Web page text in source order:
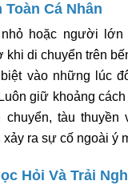
Cá Nhân
hoặc người lớn
khi di chuyển trên
vào những lúc
giữ khoảng
tàu thuyền
ra sự cố ngoài ý
Hỏi Và Trải